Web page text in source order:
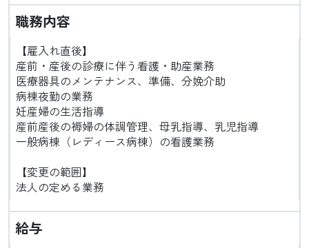
職務内容
【雇入れ直後】
産前・産後の診療に伴う看護・助産業務
医療器具のメンテナンス、準備、分娩介助
病棟夜勤の業務
妊産婦の生活指導
産前産後の褥婦の体調管理、母乳指導、乳児指導
一般病棟（レディース病棟）の看護業務
【変更の範囲】
法人の定める業務
給与